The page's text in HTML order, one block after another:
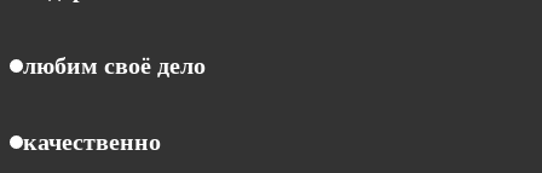
любим своё дело
качественно